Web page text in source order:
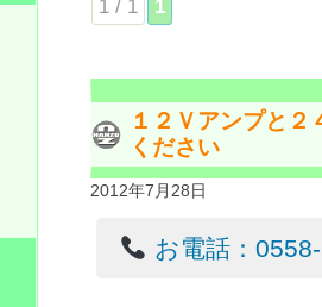
1 / 1 1
１２Ｖアンプと
ください
2012年7月28日
お電話：